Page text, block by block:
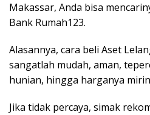
Makassar, Anda bisa
Bank Rumah123.
Alasannya, cara beli Aset
sangatlah mudah, aman,
hunian, hingga harganya
Jika tidak percaya, simak